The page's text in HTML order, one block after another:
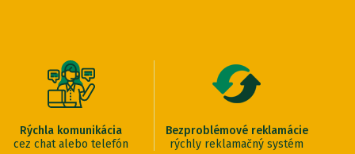
Rýchla komunikácia
cez chat alebo telefón
Bezproblémové reklamácie
rýchly reklamačný systém